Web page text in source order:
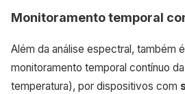
Monitoramento temporal
Além da análise espectral, também
monitoramento temporal contínuo
temperatura), por dispositivos com